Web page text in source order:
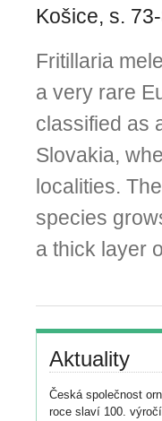
Košice, s.
Fritillaria
a very rare
classified as
Slovakia,
localities.
species
a thick layer
Aktuality
Česká společnost
roce slaví 100.